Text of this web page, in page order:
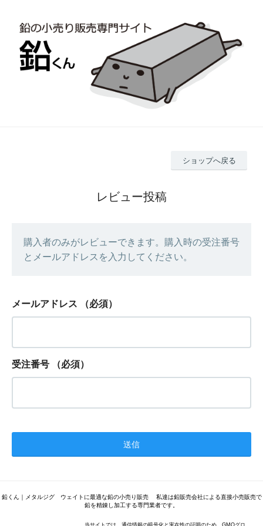
ショップへ戻る
レビュー投稿
購入者のみがレビューできます。購入時の受注番号
とメールアドレスを入力してください。
メールアドレス （必須）
受注番号 （必須）
鉛くん｜メタルジグ ウェイトに最適な鉛の小売り販売 私達は鉛販売会社による直接小売販売で
鉛を精錬し加工する専門業者です。
当サイトでは、通信情報の暗号化と実在性の証明のため、GMOグロ